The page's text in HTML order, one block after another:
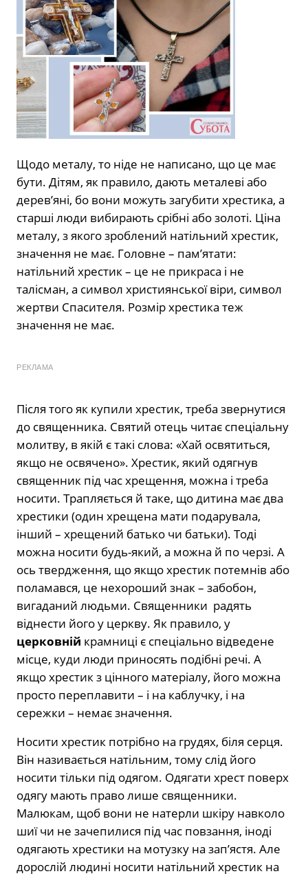
Щодо металу, то ніде не написано, що це має
бути. Дітям, як правило, дають металеві або
дерев’яні, бо вони можуть загубити хрестика, а
старші люди вибирають срібні або золоті. Ціна
металу, з якого зроблений натільний хрестик,
значення не має. Головне – пам’ятати:
натільний хрестик – це не прикраса і не
талісман, а символ християнської віри, символ
жертви Спасителя. Розмір хрестика теж
значення не має.
РЕКЛАМА
Після того як купили хрестик, треба звернутися
до священника. Святий отець читає спеціальну
молитву, в якій є такі слова: «Хай освятиться,
якщо не освячено». Хрестик, який одягнув
священник під час хрещення, можна і треба
носити. Трапляється й таке, що дитина має два
хрестики (один хрещена мати подарувала,
інший – хрещений батько чи батьки). Тоді
можна носити будь-який, а можна й по черзі. А
ось твердження, що якщо хрестик потемнів або
поламався, це нехороший знак – забобон,
вигаданий людьми. Священники радять
віднести його у церкву. Як правило, у
церковній крамниці є спеціально відведене
місце, куди люди приносять подібні речі. А
якщо хрестик з цінного матеріалу, його можна
просто переплавити – і на каблучку, і на
сережки – немає значення.
Носити хрестик потрібно на грудях, біля серця.
Він називається натільним, тому слід його
носити тільки під одягом. Одягати хрест поверх
одягу мають право лише священники.
Малюкам, щоб вони не натерли шкіру навколо
шиї чи не зачепилися під час повзання, іноді
одягають хрестики на мотузку на зап’ястя. Але
дорослій людині носити натільний хрестик на